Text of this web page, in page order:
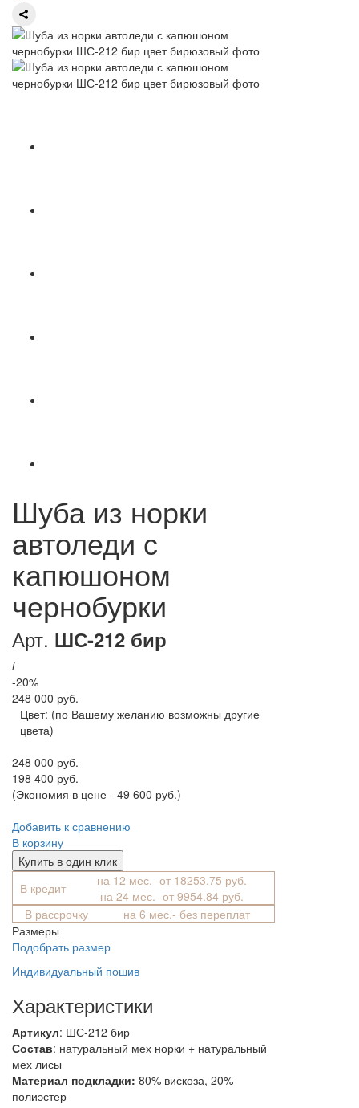
Шуба из норки
автоледи с
капюшоном
чернобурки
Арт. ШС-212 бир
i
-20%
248 000 руб.
Цвет: (по Вашему желанию возможны другие
цвета)
248 000 руб.
198 400 руб.
(Экономия в цене - 49 600 руб.)
Добавить к сравнению
В корзину
Купить в один клик
В кредит
на 12 мес.- от 18253.75 руб.
на 24 мес.- от 9954.84 руб.
В рассрочку
на 6 мес.- без переплат
Размеры
Подобрать размер
Индивидуальный пошив
Характеристики
Артикул: ШС-212 бир
Состав: натуральный мех норки + натуральный
мех лисы
Материал подкладки: 80% вискоза, 20%
полиэстер